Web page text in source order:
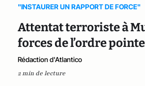
"INSTAURER UN RAPPORT DE FORCE"
Attentat terroriste à
forces de l’ordre
Rédaction d'Atlantico
2 min de lecture